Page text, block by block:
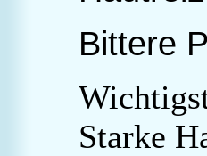
Bittere
Starke